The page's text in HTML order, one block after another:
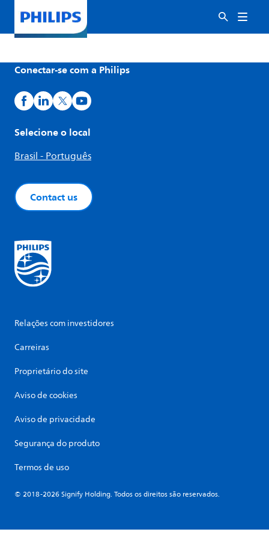
Conectar-se com a Philips
Selecione o local
Brasil - Português
Contact us
Relações com investidores
Carreiras
Proprietário do site
Aviso de cookies
Aviso de privacidade
Segurança do produto
Termos de uso
© 2018-2026 Signify Holding. Todos os direitos são reservados.